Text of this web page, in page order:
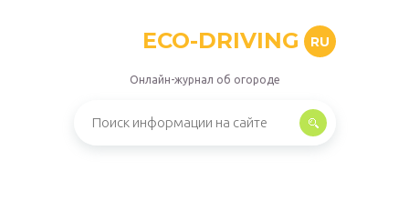
ECO-DRIVING RU
Онлайн-журнал об огороде